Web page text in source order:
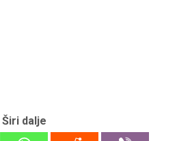
Širi dalje